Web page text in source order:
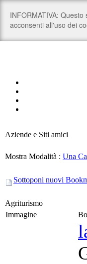
Aziende e Siti amici
Mostra Modalità : Una
Sottoponi nuovi
Agriturismo
Immagine